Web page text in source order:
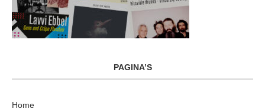
PAGINA’S
Home